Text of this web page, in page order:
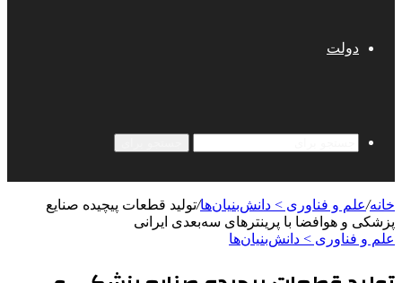
دولت
خانه/علم و فناوری‌ > دانش‌بنیان‌ها/تولید قطعات پیچیده صنایع
پزشکی و هوافضا با پرینترهای سه‌بعدی ایرانی
علم و فناوری‌ > دانش‌بنیان‌ها